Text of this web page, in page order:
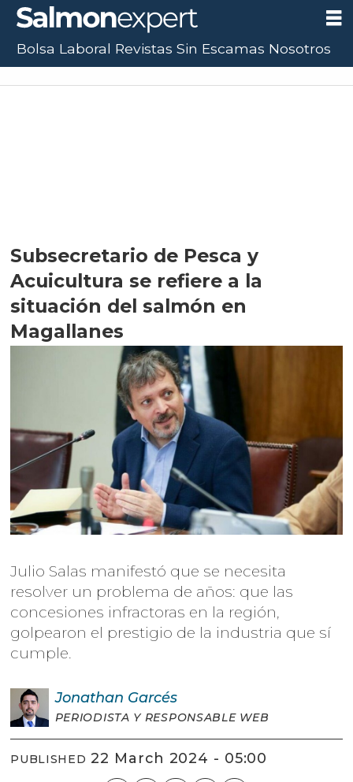
Subsecretario de Pesca y
Acuicultura se refiere a la
situación del salmón en
Magallanes
Julio Salas manifestó que se necesita
resolver un problema de años: que las
concesiones infractoras en la región,
golpearon el prestigio de la industria que sí
cumple.
Jonathan Garcés
PERIODISTA Y RESPONSABLE WEB
PUBLISHED 22 March 2024 - 05:00
Bolsa Laboral Revistas Sin Escamas Nosotros